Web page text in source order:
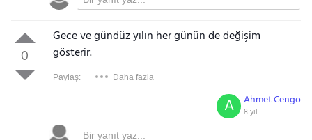
0
Gece ve gündüz yılın her günün de değişim
gösterir.
Paylaş: Daha fazla
Ahmet Cengo
8 yıl
A